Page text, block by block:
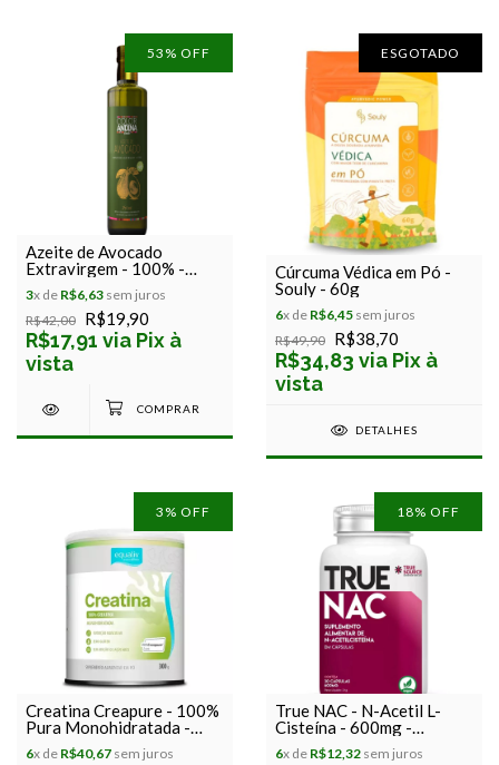
53 % OFF
Azeite de Avocado
Extravirgem - 100% -
Color Andina Foods -
250ml
3x de R$6,63 sem juros
R$42,00 R$19,90
R$17,91 via Pix à
vista
ESGOTADO
Cúrcuma Védica em Pó -
Souly - 60g
6x de R$6,45 sem juros
R$49,90 R$38,70
R$34,83 via Pix à
vista
DETALHES
3 % OFF
Creatina Creapure - 100%
Pura Monohidratada -
Equaliv - 300g
6x de R$40,67 sem juros
18% OFF
True NAC - N-Acetil L-
Cisteína - 600mg -
Longevidade e Prevenção
- True Source - 30
6x de R$12,32 sem juros